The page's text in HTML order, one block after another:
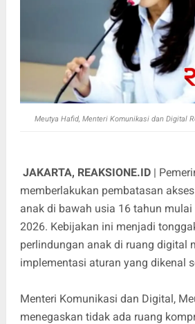
Meutya Hafid, Menteri Komunikasi dan Digital
JAKARTA, REAKSIONE.ID |
memberlakukan pembatasan
anak di bawah usia 16 tahun mulai
2026. Kebijakan ini menjadi
perlindungan anak di ruang digital
implementasi aturan yang dikenal
Menteri Komunikasi dan Digital,
menegaskan tidak ada ruang